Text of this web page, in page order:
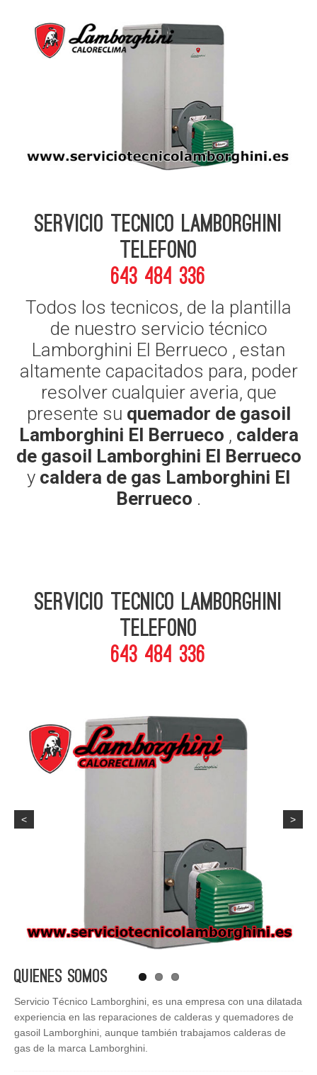
Servicio Tecnico Lamborghini
telefono
643 484 336
Todos los tecnicos, de la plantilla
de nuestro servicio técnico
Lamborghini El Berrueco , estan
altamente capacitados para, poder
resolver cualquier averia, que
presente su quemador de gasoil
Lamborghini El Berrueco , caldera
de gasoil Lamborghini El Berrueco
y caldera de gas Lamborghini El
Berrueco .
Servicio Tecnico Lamborghini
telefono
643 484 336
< >
Quienes Somos
Servicio Técnico Lamborghini, es una empresa con una dilatada
experiencia en las reparaciones de calderas y quemadores de
gasoil Lamborghini, aunque también trabajamos calderas de
gas de la marca Lamborghini.